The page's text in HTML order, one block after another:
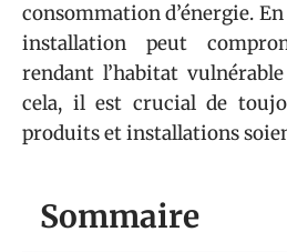
Sommaire
consommation d’énergie.
installation peut
rendant l’habitat
cela, il est crucial de
produits et installations